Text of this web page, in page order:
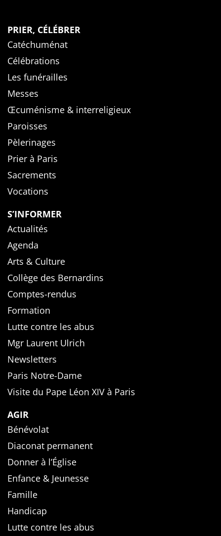
PRIER, CÉLÉBRER
Catéchuménat
Célébrations
Les funérailles
Messes
Œcuménisme & interreligieux
Paroisses
Pèlerinages
Prier à Paris
Sacrements
Vocations
S’INFORMER
Actualités
Agenda
Arts & Culture
Collège des Bernardins
Comptes-rendus
Formation
Lutte contre les abus
Mgr Laurent Ulrich
Newsletters
Paris Notre-Dame
Visite du Pape Léon XIV à Paris
AGIR
Bénévolat
Diaconat permanent
Donner à l’Église
Enfance & Jeunesse
Famille
Handicap
Lutte contre les abus